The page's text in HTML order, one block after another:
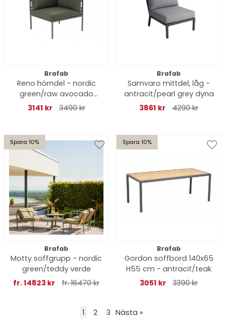
Brafab
Reno hörndel - nordic
green/raw avocado
dyna
3141 kr 3490 kr
Brafab
Samvaro mittdel, låg -
antracit/pearl grey dyna
3861 kr
4290 kr
Spara 10%
Brafab
Motty soffgrupp - nordic
green/teddy verde
fr. 14823 kr
fr. 16470 kr
Spara 10%
Brafab
Gordon soffbord 140x65
H55 cm - antracit/teak
3051 kr
3390 kr
1 2 3 Nästa »